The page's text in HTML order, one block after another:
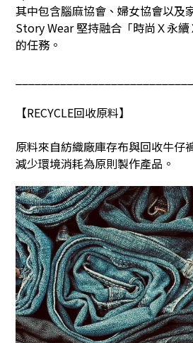
其中包含腦麻協會、婦女協會以及
Story Wear堅持融合「時尚Ｘ永
的任務。
【RECYCLE回收原料】
原料來自紡織廠庫存布與回收牛仔
減少環境消耗為原則製作產品。